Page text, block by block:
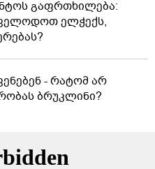
გაფრთხილება:
ელჭექს,
- რატომ არ
ბრუკლინი?